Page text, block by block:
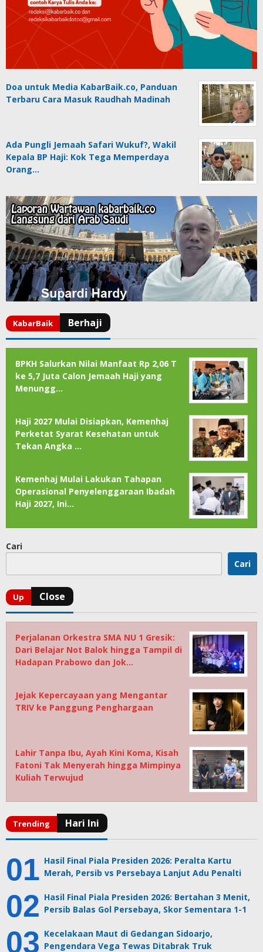
Doa untuk Media KabarBaik.co, Panduan
Terbaru Cara Masuk Raudhah Madinah
Ada Pungli Jemaah Safari Wukuf?, Wakil
Kepala BP Haji: Kok Tega Memperdaya
Orang…
BPKH Salurkan Nilai Manfaat Rp 2,06 T
ke 5,7 Juta Calon Jemaah Haji yang
Menungg…
Haji 2027 Mulai Disiapkan, Kemenhaj
Perketat Syarat Kesehatan untuk
Tekan Angka …
Kemenhaj Mulai Lakukan Tahapan
Operasional Penyelenggaraan Ibadah
Haji 2027, Ini…
Cari
Cari
Perjalanan Orkestra SMA NU 1 Gresik:
Dari Belajar Not Balok hingga Tampil di
Hadapan Prabowo dan Jok…
Jejak Kepercayaan yang Mengantar
TRIV ke Panggung Penghargaan
Lahir Tanpa Ibu, Ayah Kini Koma, Kisah
Fatoni Tak Menyerah hingga Mimpinya
Kuliah Terwujud
Hasil Final Piala Presiden 2026: Peralta Kartu
Merah, Persib vs Persebaya Lanjut Adu Penalti
Hasil Final Piala Presiden 2026: Bertahan 3 Menit,
Persib Balas Gol Persebaya, Skor Sementara 1-1
Kecelakaan Maut di Gedangan Sidoarjo,
Pengendara Vega Tewas Ditabrak Truk